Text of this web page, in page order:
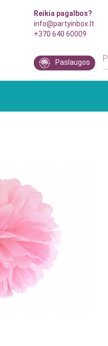
Reikia pagalbos?
info@partyinbox.lt
+370 640 60009
Paslaugos